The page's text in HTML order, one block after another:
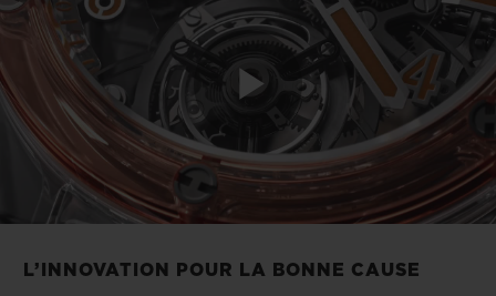
Play
Video
L’INNOVATION POUR LA BONNE CAUSE
HUBLOTISTA ET EXTENSION DE GARANTIE
DÉLAI DE LIVRAISON
LIVRAISON ET RETOURS GRATUITS
PAIEMENT SÉCURISÉ